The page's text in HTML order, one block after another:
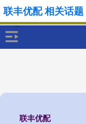
联丰优配
联丰优配 相关话题